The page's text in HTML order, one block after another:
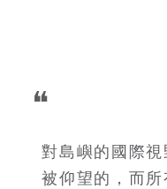
❝
對島嶼的國際
被仰望的，而